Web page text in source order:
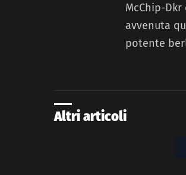
McChip-
avvenuta
potente
Altri articoli